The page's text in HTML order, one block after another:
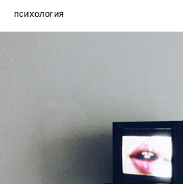
психология